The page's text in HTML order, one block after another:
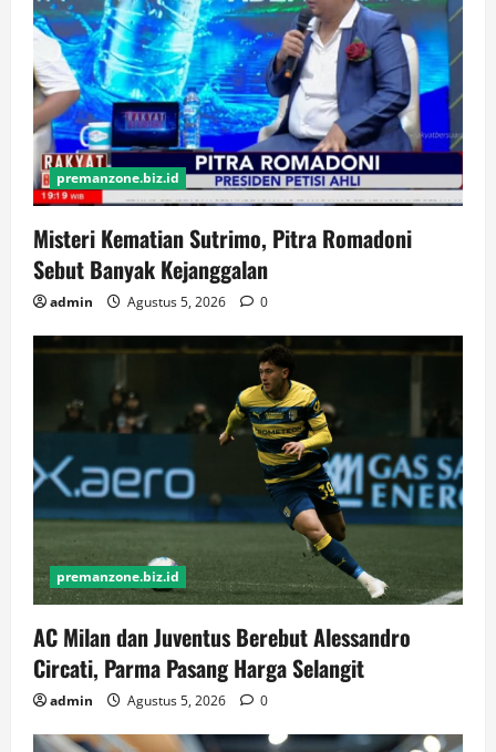
premanzone.biz.id
Misteri Kematian Sutrimo, Pitra Romadoni
Sebut Banyak Kejanggalan
admin Agustus 5, 2026 0
premanzone.biz.id
AC Milan dan Juventus Berebut Alessandro
Circati, Parma Pasang Harga Selangit
admin Agustus 5, 2026 0